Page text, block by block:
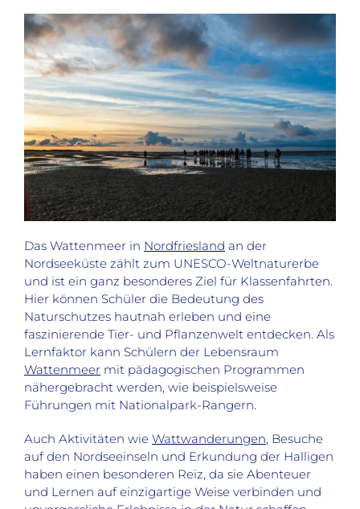
Das Wattenmeer in Nordfriesland an der
Nordseeküste zählt zum UNESCO-Weltnaturerbe
und ist ein ganz besonderes Ziel für Klassenfahrten.
Hier können Schüler die Bedeutung des
Naturschutzes hautnah erleben und eine
faszinierende Tier- und Pflanzenwelt entdecken. Als
Lernfaktor kann Schülern der Lebensraum
Wattenmeermit pädagogischen Programmen
nähergebracht werden, wie beispielsweise
Führungen mit Nationalpark-Rangern.
Auch Aktivitäten wie Wattwanderungen, Besuche
auf den Nordseeinseln und Erkundung der Halligen
haben einen besonderen Reiz, da sie Abenteuer
und Lernen auf einzigartige Weise verbinden und